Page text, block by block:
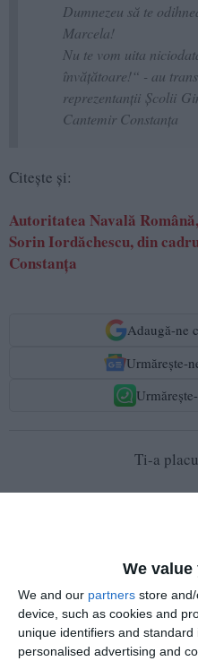
We
We and our partners store
device, such as cookies and
unique identifiers and
personalised advertising and
Dumnezeu să te
Marcela!
Nu te vom uita
învățătoare!“ - au
reprezentanții Școlii
Cantemir Constanța
Citește și:
Autoritatea Navală
Sorin Iordăchescu, din
Constanța
Adaugă-ne
Urmărește-
Ti-a
COMENTARII